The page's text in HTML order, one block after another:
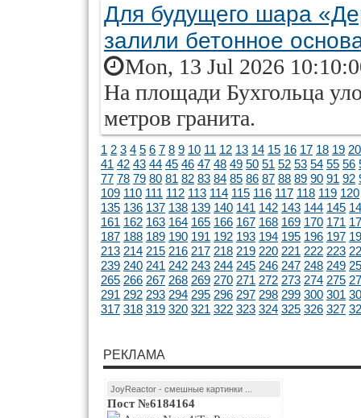
Для будущего шара
залили бетонное
Mon, 13 Jul 2026
На площади Бухгольца
метров гранита.
1 2 3 4 5 6 7 8 9 10 11 12 13 14 15 16 17 18 19 20
41 42 43 44 45 46 47 48 49 50 51 52 53 54 55 56
77 78 79 80 81 82 83 84 85 86 87 88 89 90 91 92
109 110 111 112 113 114 115 116 117 118 119 120
135 136 137 138 139 140 141 142 143 144 145
161 162 163 164 165 166 167 168 169 170 171
187 188 189 190 191 192 193 194 195 196 197
213 214 215 216 217 218 219 220 221 222 223
239 240 241 242 243 244 245 246 247 248 249
265 266 267 268 269 270 271 272 273 274 275
291 292 293 294 295 296 297 298 299 300 301
317 318 319 320 321 322 323 324 325 326 327
РЕКЛАМА
JoyReactor - смешные картинки ...
Пост №6184164